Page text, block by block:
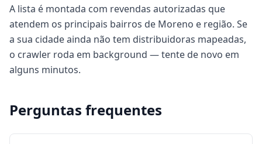
A lista é montada com revendas autorizadas que
atendem os principais bairros de Moreno e região. Se
a sua cidade ainda não tem distribuidoras mapeadas,
o crawler roda em background — tente de novo em
alguns minutos.
Perguntas frequentes